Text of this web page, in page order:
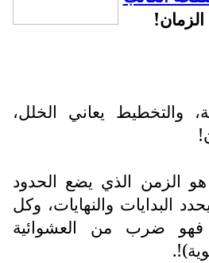
والتخطيط يعاني الخلل،
هو الزمن الذي يضع الحدود
البدايات والنهايات، وكل
ضرب من العشوائية